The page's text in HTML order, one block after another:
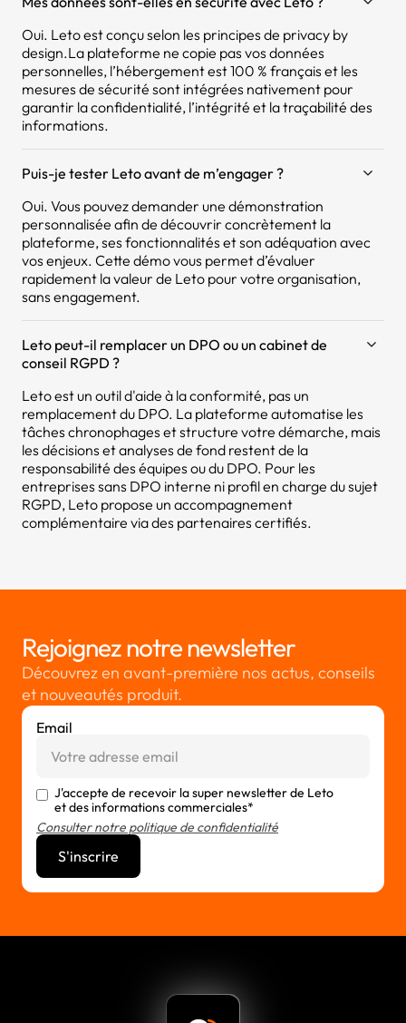
Oui. Leto est conçu selon les principes de privacy by
design.La plateforme ne copie pas vos données
personnelles, l’hébergement est 100 % français et les
mesures de sécurité sont intégrées nativement pour
garantir la confidentialité, l’intégrité et la traçabilité des
informations.
Puis-je tester Leto avant de m’engager ?
Oui. Vous pouvez demander une démonstration
personnalisée afin de découvrir concrètement la
plateforme, ses fonctionnalités et son adéquation avec
vos enjeux. Cette démo vous permet d’évaluer
rapidement la valeur de Leto pour votre organisation,
sans engagement.
Leto peut-il remplacer un DPO ou un cabinet de
conseil RGPD ?
Leto est un outil d'aide à la conformité, pas un
remplacement du DPO. La plateforme automatise les
tâches chronophages et structure votre démarche, mais
les décisions et analyses de fond restent de la
responsabilité des équipes ou du DPO. Pour les
entreprises sans DPO interne ni profil en charge du sujet
RGPD, Leto propose un accompagnement
complémentaire via des partenaires certifiés.
Rejoignez notre newsletter
Découvrez en avant-première nos actus, conseils
et nouveautés produit.
Email
J'accepte de recevoir la super newsletter de Leto
et des informations commerciales*
Consulter notre politique de confidentialité